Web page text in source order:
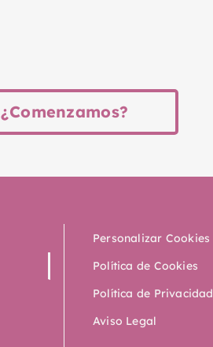
¿Comenzamos?
Personalizar Cookies
Política de Cookies
Política de Privacidad
Aviso Legal